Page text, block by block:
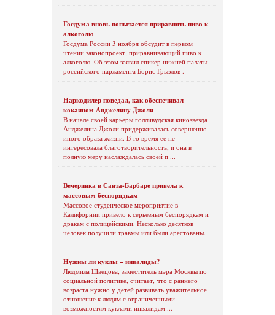
Госдума вновь попытается приравнять пиво к
алкоголю
Госдума России 3 ноября обсудит в первом
чтении законопроект, приравнивающий пиво к
алкоголю. Об этом заявил спикер нижней палаты
российского парламента Борис Грызлов .
Наркодилер поведал, как обеспечивал
кокаином Анджелину Джоли
В начале своей карьеры голливудская кинозвезда
Анджелина Джоли придерживалась совершенно
иного образа жизни. В то время ее не
интересовала благотворительность, и она в
полную меру наслаждалась своей п ...
Вечеринка в Санта-Барбаре привела к
массовым беспорядкам
Массовое студенческое мероприятие в
Калифорнии привело к серьезным беспорядкам и
дракам с полицейскими. Несколько десятков
человек получили травмы или были арестованы.
Нужны ли куклы – инвалиды?
Людмила Швецова, заместитель мэра Москвы по
социальной политике, считает, что с раннего
возраста нужно у детей развивать уважительное
отношение к людям с ограниченными
возможностям куклами инвалидам ...